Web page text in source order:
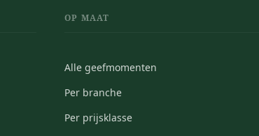
OP MAAT
Alle geefmomenten
Per branche
Per prijsklasse